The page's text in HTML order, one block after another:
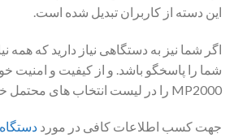
این دسته از کاربران تبدیل شده است.
اگر شما نیز به دستگاهی نیاز دارید که همه
شما را پاسخگو باشد. و از کیفیت و امنیت
MP2000 را در لیست انتخاب های محتمل خود بیاورید.
جهت کسب اطلاعات کافی در مورد دستگاه